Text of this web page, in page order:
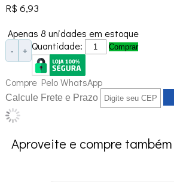
R$ 6,93
Apenas 8 unidades em estoque
Quantidade:
- + Comprar
Compre Pelo WhatsApp
Calcule Frete e Prazo
Aproveite e compre também